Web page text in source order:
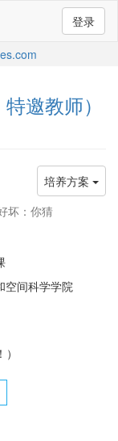
登录
特邀教师）
培养方案
坏：你猜
空间科学学院